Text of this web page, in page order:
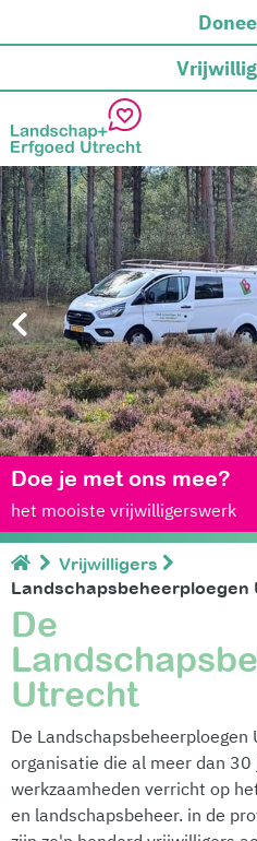
Doe je met ons mee?
het mooiste vrijwilligerswerk
Vrijwilligers
Landschapsbeheerploegen
De
Utrecht
De Landschapsbeheerploegen
organisatie die al meer dan
werkzaamheden verricht op
en landschapsbeheer. in de